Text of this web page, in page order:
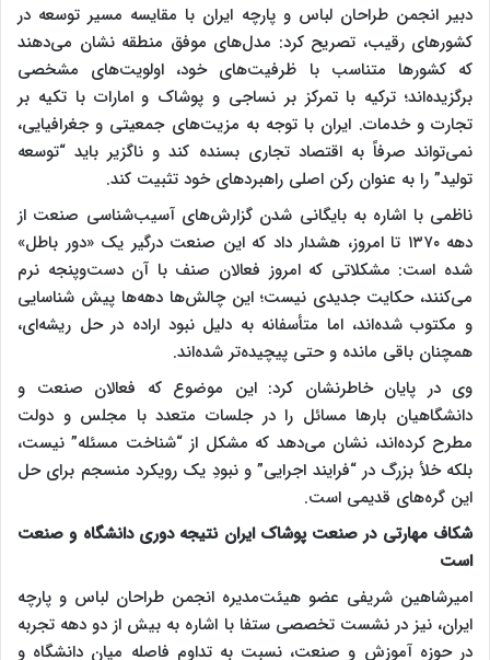
دبیر انجمن طراحان لباس و پارچه ایران با مقایسه مسیر توسعه در
کشورهای رقیب، تصریح کرد: مدل‌های موفق منطقه نشان می‌دهند
که کشورها متناسب با ظرفیت‌های خود، اولویت‌های مشخصی
برگزیده‌اند؛ ترکیه با تمرکز بر نساجی و پوشاک و امارات با تکیه بر
تجارت و خدمات. ایران با توجه به مزیت‌های جمعیتی و جغرافیایی،
نمی‌تواند صرفاً به اقتصاد تجاری بسنده کند و ناگزیر باید “توسعه
تولید” را به عنوان رکن اصلی راهبردهای خود تثبیت کند.
ناظمی با اشاره به بایگانی‌ شدن گزارش‌های آسیب‌شناسی صنعت از
دهه ۱۳۷۰ تا امروز، هشدار داد که این صنعت درگیر یک «دور باطل»
شده است: مشکلاتی که امروز فعالان صنف با آن دست‌وپنجه نرم
می‌کنند، حکایت جدیدی نیست؛ این چالش‌ها دهه‌ها پیش شناسایی
و مکتوب شده‌اند، اما متأسفانه به دلیل نبود اراده در حل ریشه‌ای،
همچنان باقی مانده و حتی پیچیده‌تر شده‌اند.
وی در پایان خاطرنشان کرد: این موضوع که فعالان صنعت و
دانشگاهیان بارها مسائل را در جلسات متعدد با مجلس و دولت
مطرح کرده‌اند، نشان می‌دهد که مشکل از “شناخت مسئله” نیست،
بلکه خلأ بزرگ در “فرایند اجرایی” و نبودِ یک رویکرد منسجم برای حل
این گره‌های قدیمی است.
شکاف مهارتی در صنعت پوشاک ایران نتیجه دوری دانشگاه و صنعت
است
امیرشاهین شریفی عضو هیئت‌مدیره انجمن طراحان لباس و پارچه
ایران، نیز در نشست تخصصی ستفا با اشاره به بیش از دو دهه تجربه
در حوزه آموزش و صنعت، نسبت به تداومِ فاصله میان دانشگاه و